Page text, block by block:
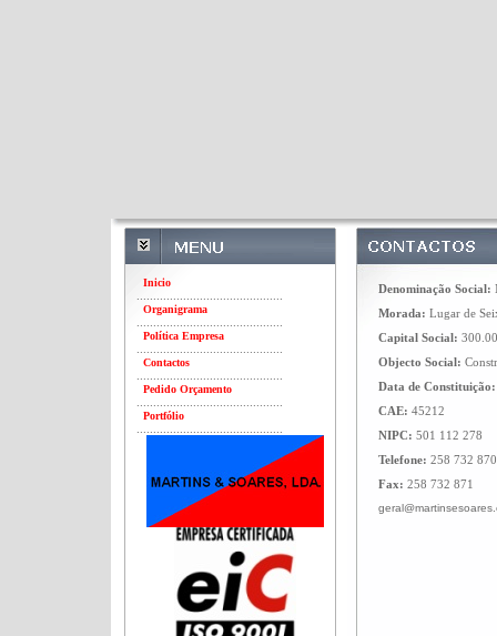
Inicio
Organigrama
Política Empresa
Contactos
Pedido Orçamento
Portfólio
Denominação Social:
Morada: Lugar de
Capital Social:
Objecto Social:
Data de Constituição:
CAE: 45212
NIPC: 501 112 278
Telefone: 258 732 870
Fax: 258 732 871